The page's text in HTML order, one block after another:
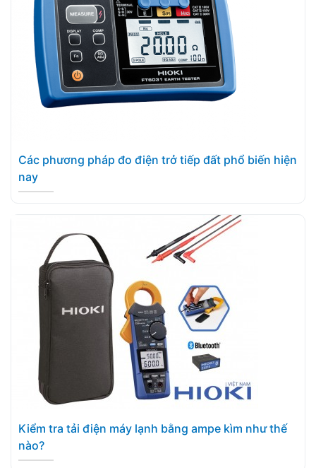
Các phương pháp đo điện trở tiếp đất phổ biến hiện
nay
Kiểm tra tải điện máy lạnh bằng ampe kìm như thế
nào?